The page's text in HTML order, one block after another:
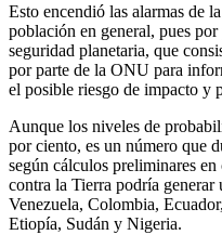
Esto encendió las alarmas de
población en general, pues
seguridad planetaria, que
por parte de la ONU para
el posible riesgo de impacto y
Aunque los niveles de
por ciento, es un número que
según cálculos preliminares en
contra la Tierra podría generar
Venezuela, Colombia,
Etiopía, Sudán y Nigeria.